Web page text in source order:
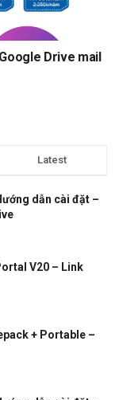
Drive mail
Latest
dẫn cài đặt –
V20 – Link
+ Portable –